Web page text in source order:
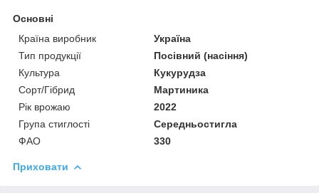
Основні
Країна виробник
Україна
Тип продукції
Посівний (насіння)
Культура
Кукурудза
Сорт/Гібрид
Мартиника
Рік врожаю
2022
Група стиглості
Середньостигла
ФАО
330
Приховати